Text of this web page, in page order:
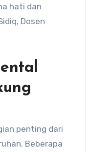
hati dan
Dosen
penting dari
Beberapa